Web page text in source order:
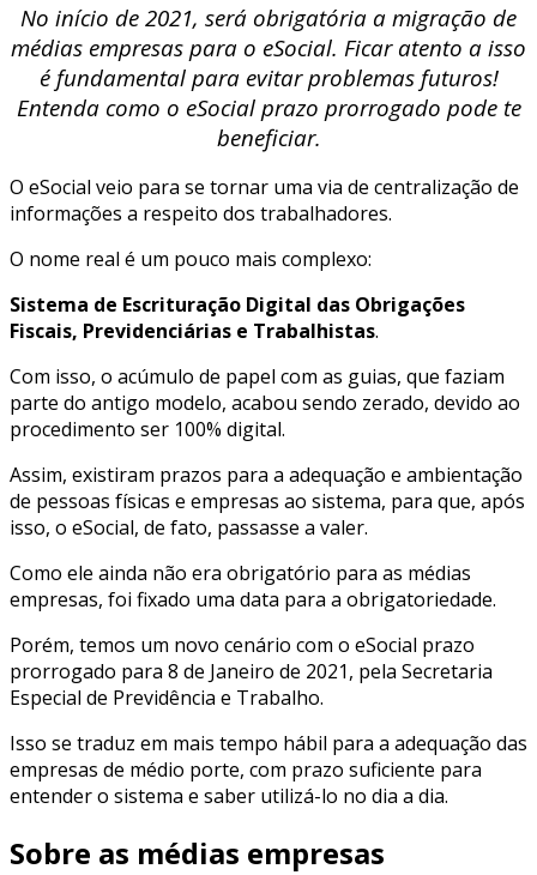
No início de 2021, será obrigatória a migração de
médias empresas para o eSocial. Ficar atento a isso
é fundamental para evitar problemas futuros!
Entenda como o eSocial prazo prorrogado pode te
beneficiar.
O eSocial veio para se tornar uma via de centralização de
informações a respeito dos trabalhadores.
O nome real é um pouco mais complexo:
Sistema de Escrituração Digital das Obrigações
Fiscais, Previdenciárias e Trabalhistas.
Com isso, o acúmulo de papel com as guias, que faziam
parte do antigo modelo, acabou sendo zerado, devido ao
procedimento ser 100% digital.
Assim, existiram prazos para a adequação e ambientação
de pessoas físicas e empresas ao sistema, para que, após
isso, o eSocial, de fato, passasse a valer.
Como ele ainda não era obrigatório para as médias
empresas, foi fixado uma data para a obrigatoriedade.
Porém, temos um novo cenário com o eSocial prazo
prorrogado para 8 de Janeiro de 2021, pela Secretaria
Especial de Previdência e Trabalho.
Isso se traduz em mais tempo hábil para a adequação das
empresas de médio porte, com prazo suficiente para
entender o sistema e saber utilizá-lo no dia a dia.
Sobre as médias empresas